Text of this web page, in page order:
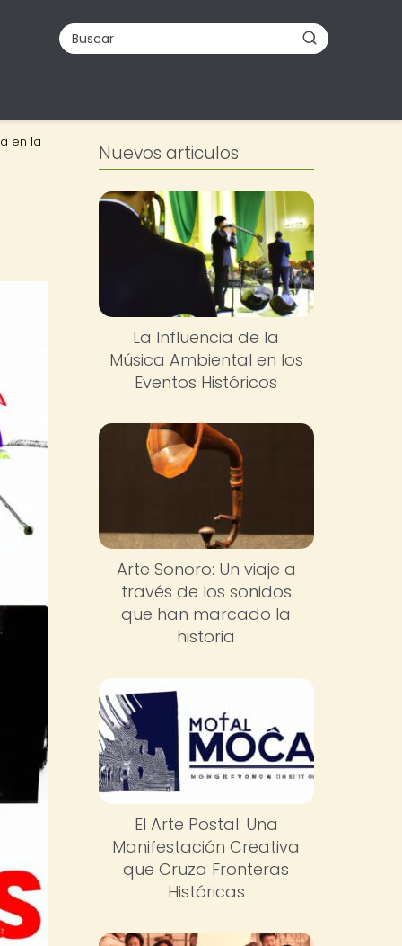
en la Nuevos articulos
La Influencia de la
Música Ambiental en los
Eventos Históricos
Arte Sonoro: Un viaje a
través de los sonidos
que han marcado la
historia
El Arte Postal: Una
Manifestación Creativa
que Cruza Fronteras
Históricas